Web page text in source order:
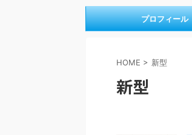
プロフィール
HOME > 新型
新型